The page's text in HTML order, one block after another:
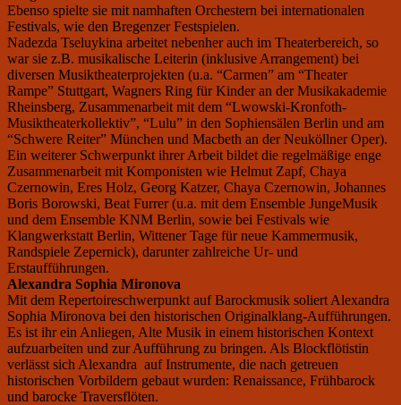
Ebenso spielte sie mit namhaften Orchestern bei internationalen
Festivals, wie den Bregenzer Festspielen.
Nadezda Tseluykina arbeitet nebenher auch im Theaterbereich, so
war sie z.B. musikalische Leiterin (inklusive Arrangement) bei
diversen Musiktheaterprojekten (u.a. “Carmen” am “Theater
Rampe” Stuttgart, Wagners Ring für Kinder an der Musikakademie
Rheinsberg, Zusammenarbeit mit dem “Lwowski-Kronfoth-
Musiktheaterkollektiv”, “Lulu” in den Sophiensälen Berlin und am
“Schwere Reiter” München und Macbeth an der Neuköllner Oper).
Ein weiterer Schwerpunkt ihrer Arbeit bildet die regelmäßige enge
Zusammenarbeit mit Komponisten wie Helmut Zapf, Chaya
Czernowin, Eres Holz, Georg Katzer, Chaya Czernowin, Johannes
Boris Borowski, Beat Furrer (u.a. mit dem Ensemble JungeMusik
und dem Ensemble KNM Berlin, sowie bei Festivals wie
Klangwerkstatt Berlin, Wittener Tage für neue Kammermusik,
Randspiele Zepernick), darunter zahlreiche Ur- und
Erstaufführungen.
Alexandra Sophia Mironova
Mit dem Repertoireschwerpunkt auf Barockmusik soliert Alexandra
Sophia Mironova bei den historischen Originalklang-Aufführungen.
Es ist ihr ein Anliegen, Alte Musik in einem historischen Kontext
aufzuarbeiten und zur Aufführung zu bringen. Als Blockflötistin
verlässt sich Alexandra auf Instrumente, die nach getreuen
historischen Vorbildern gebaut wurden: Renaissance, Frühbarock
und barocke Traversflöten.